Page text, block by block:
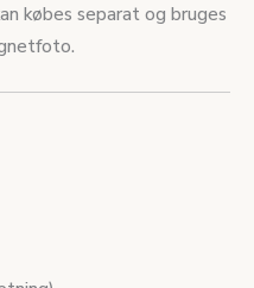
købes separat og bruges